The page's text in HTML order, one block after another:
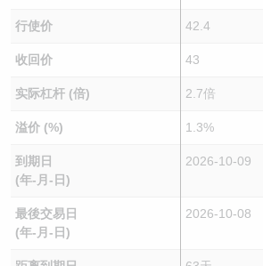
行使价 42.4
收回价 43
实际杠杆 (倍) 2.7倍
溢价 (%) 1.3%
到期日
(年-月-日)
2026-10-09
最後交易日
(年-月-日)
2026-10-08